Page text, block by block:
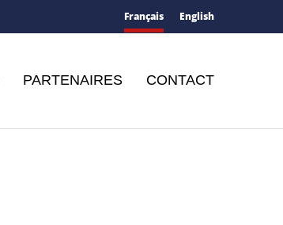
Français English
PARTENAIRES CONTACT